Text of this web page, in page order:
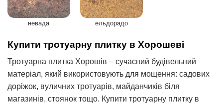
невада ельдорадо
Купити тротуарну плитку в Хорошеві
Тротуарна плитка Хорошів – сучасний будівельний
матеріал, який використовують для мощення: садових
доріжок, вуличних тротуарів, майданчиків біля
магазинів, стоянок тощо. Купити тротуарну плитку в